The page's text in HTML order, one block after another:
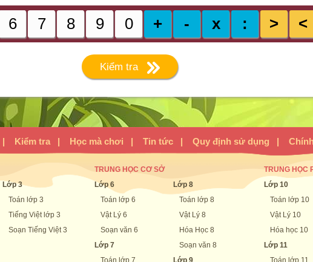
6 7 8 9 0 + - x : > <
Kiểm tra
| Kiểm tra | Học mà chơi | Tin tức | Quy định sử dụng |
Lớp 3
Toán lớp 3
Tiếng Việt lớp 3
Soạn Tiếng Việt 3
TRUNG HỌC CƠ SỞ
Lớp 6
Toán lớp 6
Vật Lý 6
Soạn văn 6
Lớp 7
Toán lớp 7
Lớp 8
Toán lớp 8
Vật Lý 8
Hóa Học 8
Soạn văn 8
Lớp 9
TRUNG HỌC
Lớp 10
Toán lớp 10
Vật Lý 10
Hóa học 10
Lớp 11
Toán lớp 11